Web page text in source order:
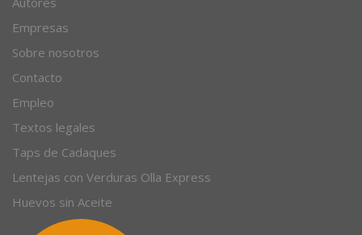
Artículos
Autores
Empresas
Sobre nosotros
Contacto
Empleo
Textos legales
Taps de Cadaques
Lentejas con Verduras Olla Express